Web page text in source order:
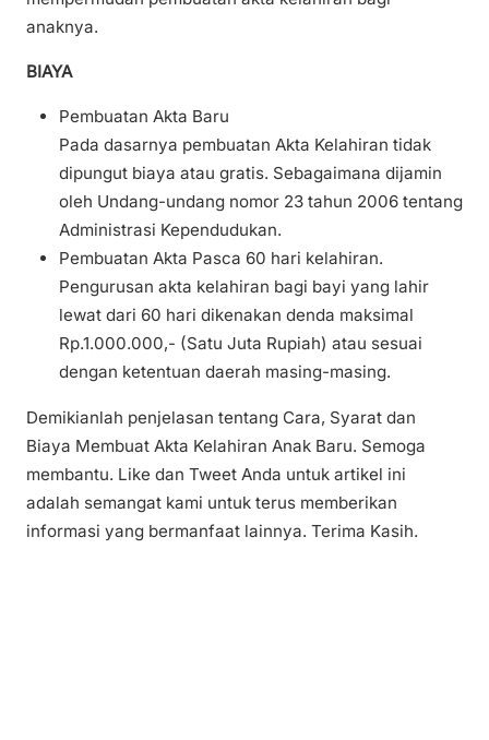
anaknya.
BIAYA
Pembuatan Akta Baru
Pada dasarnya pembuatan Akta Kelahiran tidak
dipungut biaya atau gratis. Sebagaimana dijamin
oleh Undang-undang nomor 23 tahun 2006 tentang
Administrasi Kependudukan.
Pembuatan Akta Pasca 60 hari kelahiran.
Pengurusan akta kelahiran bagi bayi yang lahir
lewat dari 60 hari dikenakan denda maksimal
Rp.1.000.000,- (Satu Juta Rupiah) atau sesuai
dengan ketentuan daerah masing-masing.
Demikianlah penjelasan tentang Cara, Syarat dan
Biaya Membuat Akta Kelahiran Anak Baru. Semoga
membantu. Like dan Tweet Anda untuk artikel ini
adalah semangat kami untuk terus memberikan
informasi yang bermanfaat lainnya. Terima Kasih.